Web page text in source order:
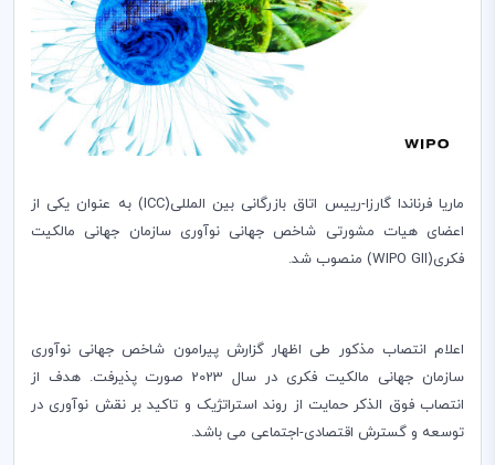
ماریا فرناندا گارزا-رییس اتاق بازرگانی بین المللی(ICC) به عنوان یکی از
اعضای هیات مشورتی شاخص جهانی نوآوری سازمان جهانی مالکیت
فکری(WIPO GII) منصوب شد.
اعلام انتصاب مذکور طی اظهار گزارش پیرامون شاخص جهانی نوآوری
سازمان جهانی مالکیت فکری در سال 2023 صورت پذیرفت. هدف از
انتصاب فوق الذکر حمایت از روند استراتژیک و تاکید بر نقش نوآوری در
توسعه و گسترش اقتصادی-اجتماعی می باشد.